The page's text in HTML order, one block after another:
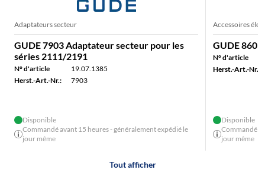
Adaptateurs secteur
GUDE 7903 Adaptateur secteur pour les
séries 2111/2191
N° d'article
19.07.1385
Herst.-Art.-Nr.:
7903
Disponible
Commandé avant 15 heures - généralement expédié le
jour même
Accessoires
GUDE 860
N° d'article
Herst.-Art.-Nr.:
Disponible
Commandé
jour même
Tout afficher